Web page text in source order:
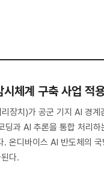
체계 구축 사업 적
장치)가 공군 기지 AI 경
딩과 AI 추론을 통합 처리
온디바이스 AI 반도체의
다.